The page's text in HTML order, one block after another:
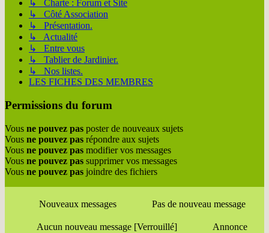
↳ Charte : Forum et Site
↳ Côté Association
↳ Présentation.
↳ Actualité
↳ Entre vous
↳ Tablier de Jardinier.
↳ Nos listes.
LES FICHES DES MEMBRES
Permissions du forum
Vous ne pouvez pas poster de nouveaux sujets
Vous ne pouvez pas répondre aux sujets
Vous ne pouvez pas modifier vos messages
Vous ne pouvez pas supprimer vos messages
Vous ne pouvez pas joindre des fichiers
Nouveaux messages Pas de nouveau message
Aucun nouveau message [Verrouillé] Annonce